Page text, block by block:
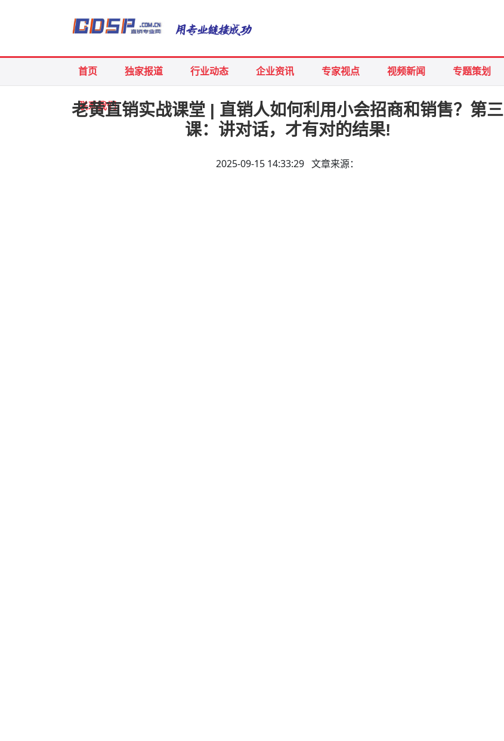
首页 独家报道 行业动态 企业资讯 专家视点 视频新闻 专题策划
联系我们
老黄直销实战课堂 | 直销人如何利用小会招商和销售？第三
课：讲对话，才有对的结果!
2025-09-15 14:33:29 文章来源：